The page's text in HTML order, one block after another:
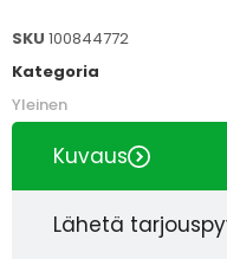
SKU 100844772
Kategoria
Yleinen
Kuvaus
Lähetä